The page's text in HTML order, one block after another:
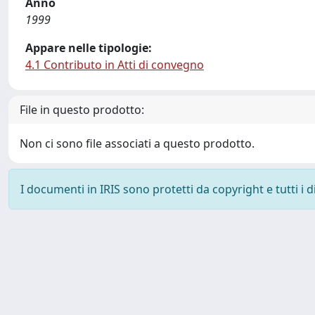
1999
Appare nelle tipologie:
4.1 Contributo in Atti di convegno
File in questo prodotto:
Non ci sono file associati a questo prodotto.
I documenti in IRIS sono protetti da copyright e tutti i